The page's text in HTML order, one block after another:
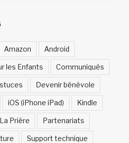
Amazon Android
les Enfants Communiqués
Devenir bénévole
iOS (iPhone iPad) Kindle
La Prière Partenariats
Support technique